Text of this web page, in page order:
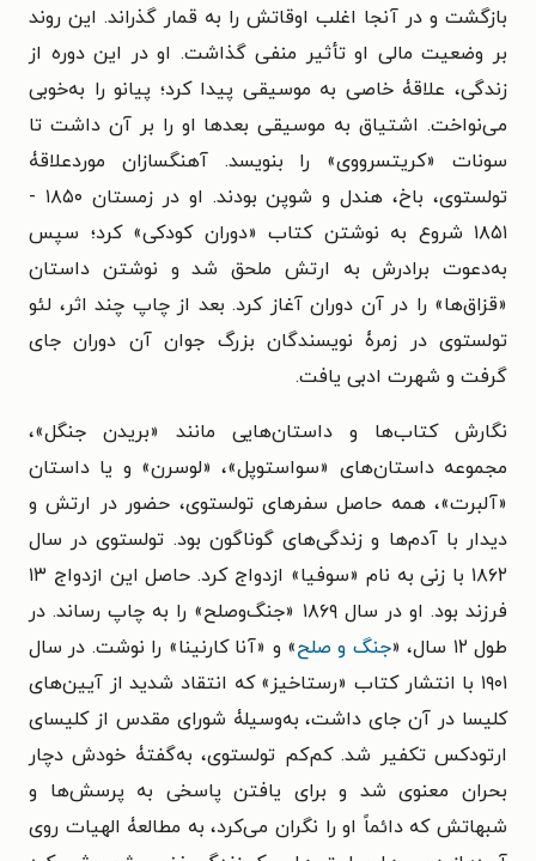
بازگشت و در آنجا اغلب اوقاتش را به قمار گذراند. این روند
بر وضعیت مالی او تأثیر منفی گذاشت. او در این دوره از
زندگی، علاقۀ خاصی به موسیقی پیدا کرد؛ پیانو را به‌خوبی
می‌نواخت. اشتیاق به موسیقی بعدها او را بر آن داشت تا
سونات «کریتسرووی» را بنویسد. آهنگسازان موردعلاقۀ
تولستوی، باخ، هندل و شوپن بودند. او در زمستان ۱۸۵۰ -
۱۸۵۱ شروع به نوشتن کتاب «دوران کودکی» کرد؛ سپس
به‌دعوت برادرش به ارتش ملحق شد و نوشتن داستان
«قزاق‌ها» را در آن دوران آغاز کرد. بعد از چاپ چند اثر، لئو
تولستوی در زمرۀ نویسندگان بزرگ جوان آن دوران جای
گرفت و شهرت ادبی یافت.
نگارش کتاب‌ها و داستان‌هایی مانند «بریدن جنگل»،
مجموعه داستان‌های «سواستوپل»، «لوسرن» و یا داستان
«آلبرت»، همه حاصل سفرهای تولستوی، حضور در ارتش و
دیدار با آدم‌ها و زندگی‌های گوناگون بود. تولستوی در سال
۱۸۶۲ با زنی به نام «سوفیا» ازدواج کرد. حاصل این ازدواج ۱۳
فرزند بود. او در سال ۱۸۶۹ «جنگ‌وصلح» را به چاپ رساند. در
طول ۱۲ سال، «
جنگ و صلح» و «آنا کارنینا» را نوشت. در سال
۱۹۰۱ با انتشار کتاب «رستاخیز» که انتقاد شدید از آیین‌های
کلیسا در آن جای داشت، به‌وسیلۀ شورای مقدس از کلیسای
ارتودکس تکفیر شد. کم‌کم تولستوی، به‌گفتۀ خودش دچار
بحران معنوی شد و برای یافتن پاسخی به پرسش‌ها و
شبهاتش که دائماً او را نگران می‌کرد، به مطالعۀ الهیات روی